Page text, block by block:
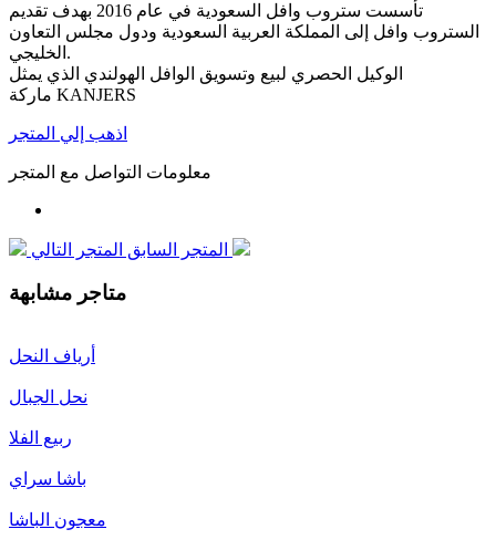
تأسست ستروب وافل السعودية في عام 2016 بهدف تقديم
الستروب وافل إلى المملكة العربية السعودية ودول مجلس التعاون
الخليجي.
الوكيل الحصري لبيع وتسويق الوافل الهولندي الذي يمثل
ماركة KANJERS
اذهب إلي المتجر
معلومات التواصل مع المتجر
المتجر السابق
متاجر مشابهة
أرياف النحل
نحل الجبال
ربيع الفلا
باشا سراي
معجون الباشا